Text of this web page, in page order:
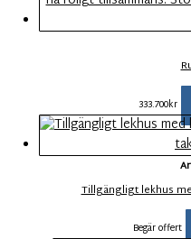
333.700kr
Tillgängligt lekhus
Begär offert